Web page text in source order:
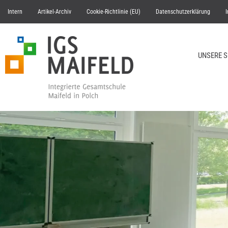
Intern Artikel-Archiv Cookie-Richtlinie (EU) Datenschutzerklärung
UNSERE